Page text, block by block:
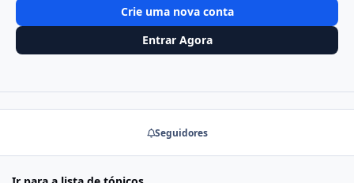
Crie uma nova conta
Entrar Agora
Seguidores